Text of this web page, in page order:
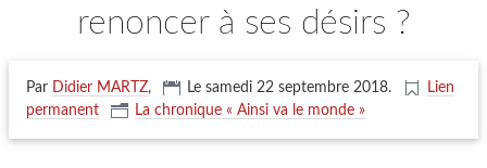
renoncer à ses désirs ?
Par Didier MARTZ, Le samedi 22 septembre 2018.
Lien
permanent
La chronique « Ainsi va le monde »